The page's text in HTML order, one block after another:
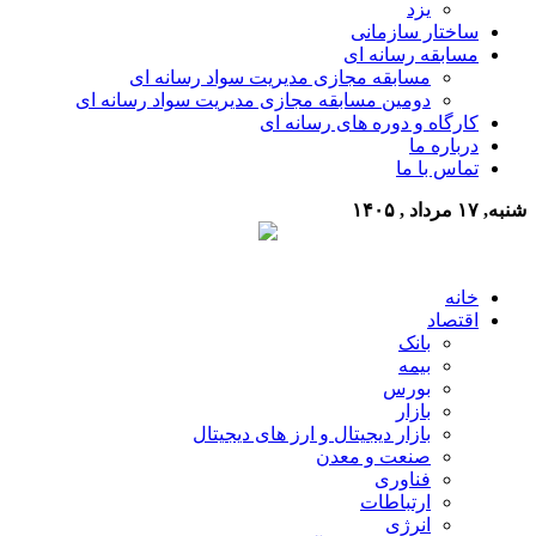
یزد
ساختار سازمانی
مسابقه رسانه ای
مسابقه مجازی مدیریت سواد رسانه ای
دومین مسابقه مجازی مدیریت سواد رسانه ای
کارگاه و دوره های رسانه ای
درباره ما
تماس با ما
شنبه, ۱۷ مرداد , ۱۴۰۵
خانه
اقتصاد
بانک
بیمه
بورس
بازار
بازار دیجیتال و ارز های دیجیتال
صنعت و معدن
فناوری
ارتباطات
انرژی